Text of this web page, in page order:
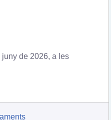
juny de 2026, a les